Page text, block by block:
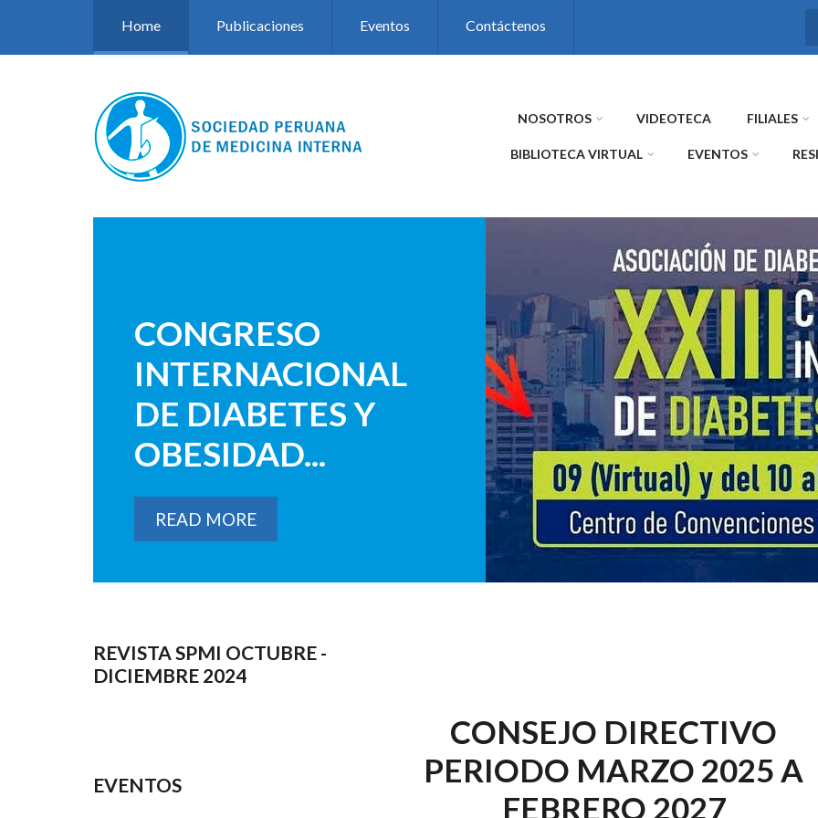
Home Publicaciones Eventos Contáctenos
NOSOTROS VIDEOTECA FILIALES
BIBLIOTECA VIRTUAL EVENTOS
CONGRESO
INTERNACIONAL
DE DIABETES Y
OBESIDAD...
READ MORE
REVISTA SPMI OCTUBRE -
DICIEMBRE 2024
EVENTOS
CONSEJO DIRECTIVO
PERIODO MARZO 2025 A
FEBRERO 2027